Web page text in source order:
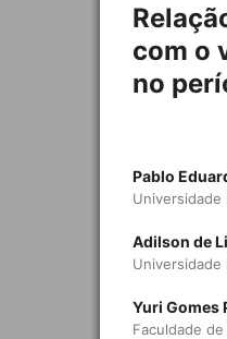
com o
no
Pablo
Universidade
Adilson de
Universidade
Yuri Gomes
Faculdade